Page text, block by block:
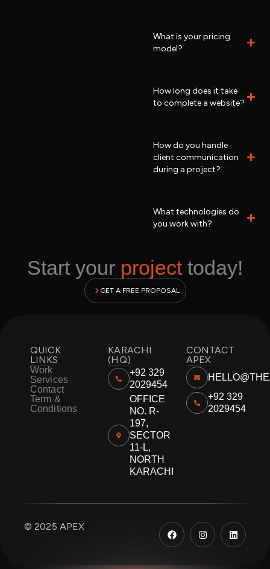
What is your pricing
model?
How long does it take
to complete a website?
How do you handle
client communication
during a project?
What technologies do
you work with?
Start your projecttoday!
GET A FREE PROPOSAL
QUICK
LINKS
Work
Services
Contact
Term &
Conditions
KARACHI
(HQ)
+92 329
2029454
OFFICE
NO. R-
197,
SECTOR
11-L,
NORTH
KARACHI
CONTACT
APEX
+92 329
2029454
© 2025 APEX
F
a
c
I
n
s
L
i
n